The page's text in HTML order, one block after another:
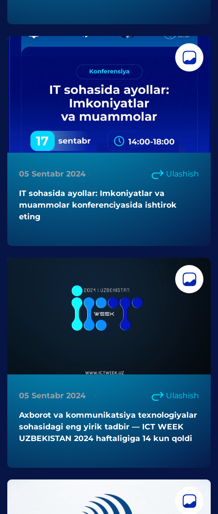
05 Sentabr 2024 Ulashish
IT sohasida ayollar: Imkoniyatlar va
muammolar konferenciyasida ishtirok
eting
05 Sentabr 2024 Ulashish
Axborot va kommunikatsiya texnologiyalar
sohasidagi eng yirik tadbir — ICT WEEK
UZBEKISTAN 2024 haftaligiga 14 kun qoldi